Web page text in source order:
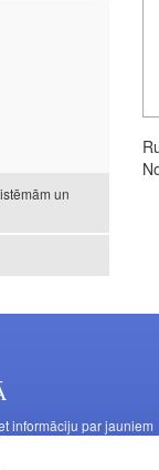
un
informāciju par jauniem